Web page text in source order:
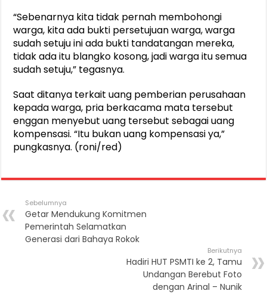
“Sebenarnya kita tidak pernah membohongi
warga, kita ada bukti persetujuan warga, warga
sudah setuju ini ada bukti tandatangan mereka,
tidak ada itu blangko kosong, jadi warga itu semua
sudah setuju,” tegasnya.
Saat ditanya terkait uang pemberian perusahaan
kepada warga, pria berkacama mata tersebut
enggan menyebut uang tersebut sebagai uang
kompensasi. “Itu bukan uang kompensasi ya,”
pungkasnya. (roni/red)
Sebelumnya
Getar Mendukung Komitmen
Pemerintah Selamatkan
Generasi dari Bahaya Rokok
Berikutnya
Hadiri HUT PSMTI ke 2, Tamu
Undangan Berebut Foto
dengan Arinal – Nunik